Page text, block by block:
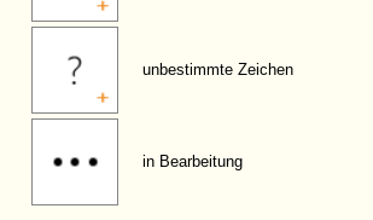
unbestimmte Zeichen
in Bearbeitung